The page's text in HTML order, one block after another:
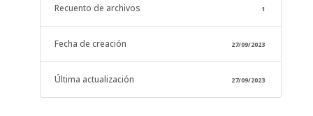
Recuento de archivos 1
Fecha de creación 27/09/2023
Última actualización 27/09/2023